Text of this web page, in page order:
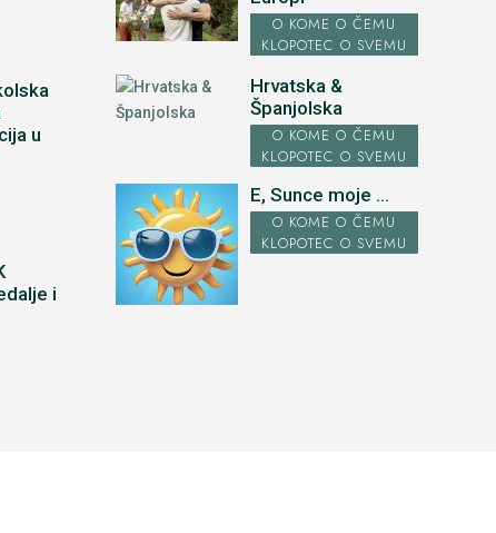
u
i
O KOME O ČEMU
KLOPOTEC O SVEMU
Hrvatska &
Španjolska
O KOME O ČEMU
KLOPOTEC O SVEMU
E, Sunce moje ...
O KOME O ČEMU
KLOPOTEC O SVEMU